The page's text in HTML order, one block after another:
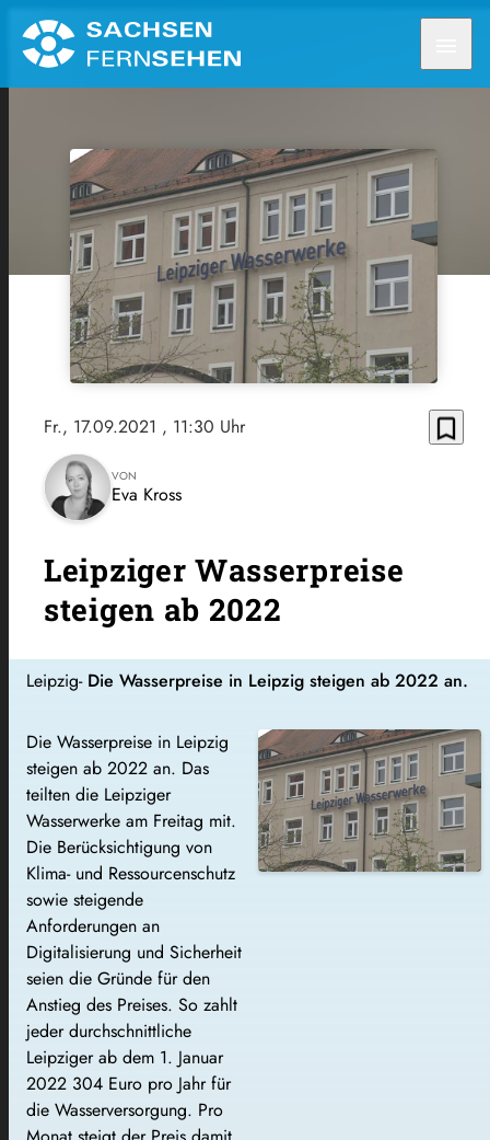
Fr., 17.09.2021 , 11:30 Uhr bookmark_border
VON
Eva Kross
Leipziger Wasserpreise
steigen ab 2022
Leipzig- Die Wasserpreise in Leipzig steigen ab 2022 an.
Die Wasserpreise in Leipzig
steigen ab 2022 an. Das
teilten die Leipziger
Wasserwerke am Freitag mit.
Die Berücksichtigung von
Klima- und Ressourcenschutz
sowie steigende
Anforderungen an
Digitalisierung und Sicherheit
seien die Gründe für den
Anstieg des Preises. So zahlt
jeder durchschnittliche
Leipziger ab dem 1. Januar
2022 304 Euro pro Jahr für
die Wasserversorgung. Pro